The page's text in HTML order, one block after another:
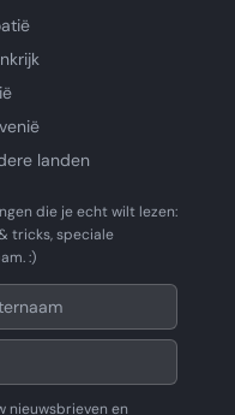
landen
die je echt wilt lezen:
tricks, speciale
:)
nieuwsbrieven en